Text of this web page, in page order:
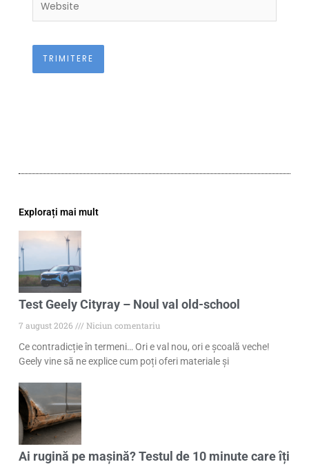
Explorați mai mult
Test Geely Cityray – Noul val old-school
7 august 2026
Niciun comentariu
Ce contradicție în termeni… Ori e val nou, ori e școală veche!
Geely vine să ne explice cum poți oferi materiale și
Ai rugină pe mașină? Testul de 10 minute care îți